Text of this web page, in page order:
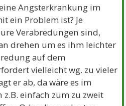
Angsterkrankung im
ein Problem ist? Je
Verabredungen sind,
drehen um es ihm leichter
auf dem
vielleicht wg. zu vieler
er ab, da wäre es im
einfach zum zu zweit